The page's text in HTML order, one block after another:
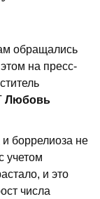
обращались
на пресс-
Любовь
боррелиоза не
учетом
и это
числа